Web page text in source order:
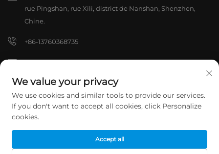
rue Pingshan, rue Xili, district de Nanshan, Shenzhen,
Chine.
+86-13760368735
Droits d'auteur © 2026 Shenzhen Hanchuan Industrial Co., Ltd. Tous
droits réservés. Politique de confidentialité
We value your privacy
We use cookies and similar tools to provide our services.
If you don't want to accept all cookies, click Personalize
cookies.
Accept all